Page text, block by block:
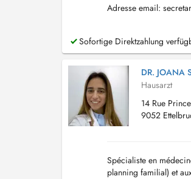
Adresse email:
Sofortige Direktzahlung
DR. JOANA
Hausarzt
14 Rue
9052
Spécialiste en
planning familial) et